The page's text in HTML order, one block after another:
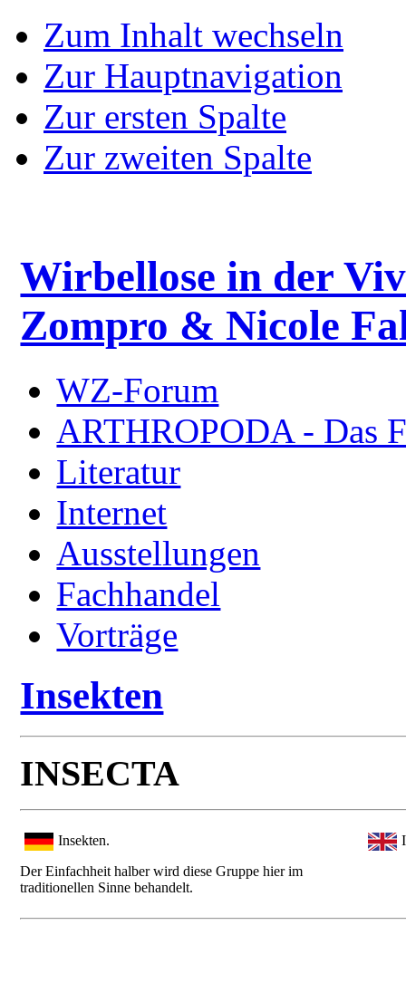
Zum Inhalt wechseln
Zur Hauptnavigation
Zur ersten Spalte
Zur zweiten Spalte
Wirbellose in der
Zompro & Nicole
WZ-Forum
ARTHROPODA - Das
Literatur
Internet
Ausstellungen
Fachhandel
Vorträge
Insekten
INSECTA
Insekten.
Der Einfachheit halber wird diese Gruppe hier im
traditionellen Sinne behandelt.